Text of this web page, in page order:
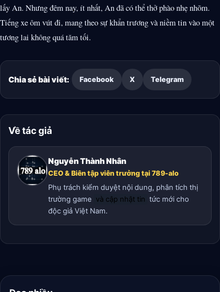
lấy An. Nhưng đêm nay, ít nhất, An đã có thể thở phào nhẹ nhõm.
Tiếng xe ôm vút đi, mang theo sự khẩn trương và niềm tin vào một
tương lai không quá tăm tối.
Chia sẻ bài viết: Facebook X Telegram
Về tác giả
Nguyễn Thành Nhân
CEO & Biên tập viên trưởng tại 789-alo
Phụ trách kiểm duyệt nội dung, phân tích thị
trường game và cập nhật tin tức mới cho
độc giả Việt Nam.